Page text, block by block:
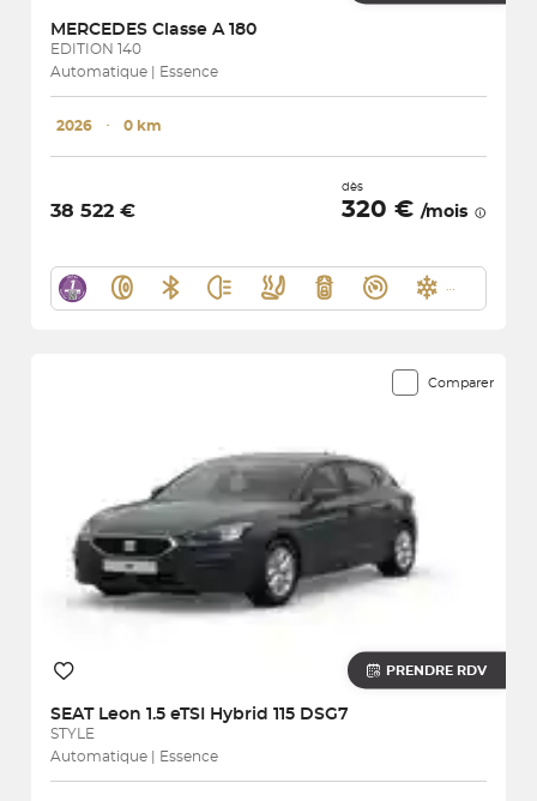
MERCEDES Classe A 180
EDITION 140
Automatique | Essence
2026 ･ 0 km
38 522 €
dès
320 € /mois
Comparer
PRENDRE RDV
SEAT Leon 1.5 eTSI Hybrid 115 DSG7
STYLE
Automatique | Essence